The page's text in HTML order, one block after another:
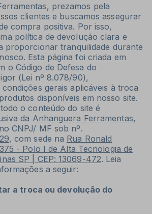
prezamos pela
clientes e buscamos assegurar
compra positiva. Por isso,
política de devolução clara e
proporcionar tranquilidade durante
Esta página foi criada em
o Código de Defesa do
(Lei nº 8.078/90),
gerais aplicáveis à troca
disponíveis em nosso site.
o conteúdo do site é
da Anhanguera Ferramentas,
CNPJ/ MF sob nº.
, com sede na Rua Ronald
- Polo I de Alta Tecnologia de
SP | CEP: 13069-472. Leia
a seguir:
a troca ou devolução do